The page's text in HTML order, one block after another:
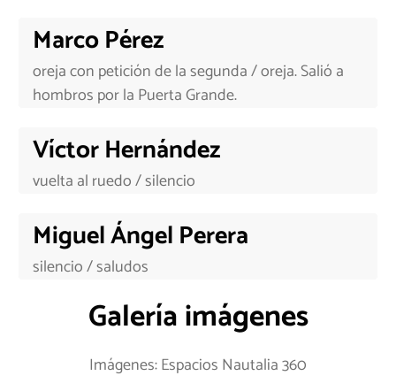
Marco Pérez
oreja con petición de la segunda / oreja. Salió a
hombros por la Puerta Grande.
Víctor Hernández
vuelta al ruedo / silencio
Miguel Ángel Perera
silencio / saludos
Galería imágenes
Imágenes: Espacios Nautalia 360